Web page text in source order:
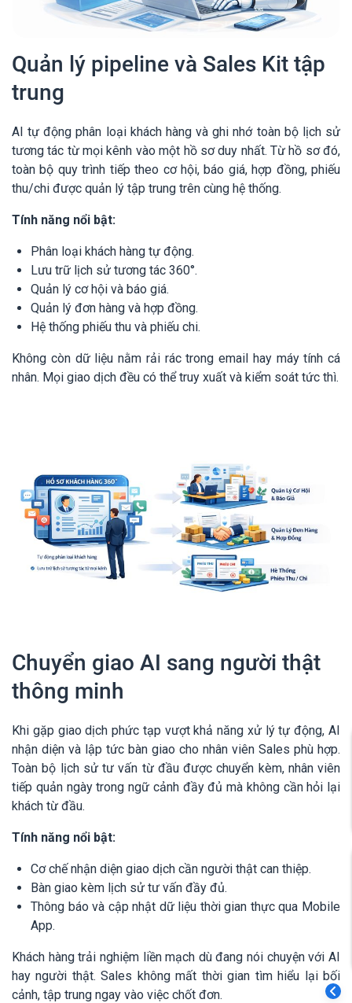
Quản lý pipeline và Sales Kit tập
trung
AI tự động phân loại khách hàng và ghi nhớ toàn bộ lịch sử
tương tác từ mọi kênh vào một hồ sơ duy nhất. Từ hồ sơ đó,
toàn bộ quy trình tiếp theo cơ hội, báo giá, hợp đồng, phiếu
thu/chi được quản lý tập trung trên cùng hệ thống.
Tính năng nổi bật:
Phân loại khách hàng tự động.
Lưu trữ lịch sử tương tác 360°.
Quản lý cơ hội và báo giá.
Quản lý đơn hàng và hợp đồng.
Hệ thống phiếu thu và phiếu chi.
Không còn dữ liệu nằm rải rác trong email hay máy tính cá
nhân. Mọi giao dịch đều có thể truy xuất và kiểm soát tức thì.
Chuyển giao AI sang người thật
thông minh
Khi gặp giao dịch phức tạp vượt khả năng xử lý tự động, AI
nhận diện và lập tức bàn giao cho nhân viên Sales phù hợp.
Toàn bộ lịch sử tư vấn từ đầu được chuyển kèm, nhân viên
tiếp quản ngày trong ngữ cảnh đầy đủ mà không cần hỏi lại
khách từ đầu.
Tính năng nổi bật:
Cơ chế nhận diện giao dịch cần người thật can thiệp.
Bàn giao kèm lịch sử tư vấn đầy đủ.
Thông báo và cập nhật dữ liệu thời gian thực qua Mobile
App.
Khách hàng trải nghiệm liền mạch dù đang nói chuyện với AI
hay người thật. Sales không mất thời gian tìm hiểu lại bối
cảnh, tập trung ngay vào việc chốt đơn.